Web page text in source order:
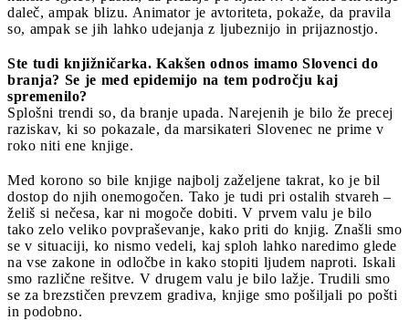
daleč, ampak blizu. Animator je avtoriteta, pokaže, da pravila
so, ampak se jih lahko udejanja z ljubeznijo in prijaznostjo.
Ste tudi knjižničarka. Kakšen odnos imamo Slovenci do
branja? Se je med epidemijo na tem področju kaj
spremenilo?
Splošni trendi so, da branje upada. Narejenih je bilo že precej
raziskav, ki so pokazale, da marsikateri Slovenec ne prime v
roko niti ene knjige.
Med korono so bile knjige najbolj zaželjene takrat, ko je bil
dostop do njih onemogočen. Tako je tudi pri ostalih stvareh –
želiš si nečesa, kar ni mogoče dobiti. V prvem valu je bilo
tako zelo veliko povpraševanje, kako priti do knjig. Znašli smo
se v situaciji, ko nismo vedeli, kaj sploh lahko naredimo glede
na vse zakone in odločbe in kako stopiti ljudem naproti. Iskali
smo različne rešitve. V drugem valu je bilo lažje. Trudili smo
se za brezstičen prevzem gradiva, knjige smo pošiljali po pošti
in podobno.